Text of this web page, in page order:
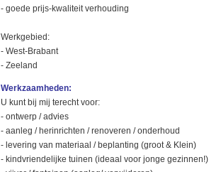
- goede prijs-kwaliteit verhouding
Werkgebied:
- West-Brabant
- Zeeland
Werkzaamheden:
U kunt bij mij terecht voor:
- ontwerp / advies
- aanleg / herinrichten / renoveren / onderhoud
- levering van materiaal / beplanting (groot & Klein)
- kindvriendelijke tuinen (ideaal voor jonge gezinnen!)